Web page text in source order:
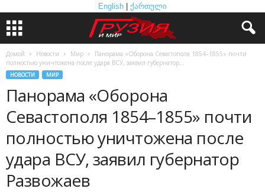
English ქართული
Домой Новости Мир
Панорама «Оборона Севастополя 1854–1855» почти
полностью уничтожена после удара ВСУ, заявил губернатор...
НОВОСТИ МИР
Панорама «Оборона
Севастополя 1854–1855» почти
полностью уничтожена после
удара ВСУ, заявил губернатор
Развожаев